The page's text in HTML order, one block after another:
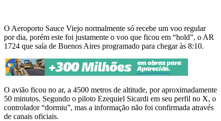
O Aeroporto Sauce Viejo normalmente só recebe um voo regular
por dia, porém este foi justamente o voo que ficou em “hold”, o AR
1724 que saía de Buenos Aires programado para chegar às 8:10.
O avião ficou no ar, a 4500 metros de altitude, por aproximadamente
50 minutos. Segundo o piloto Ezequiel Sicardi em seu perfil no X, o
controlador “dormiu”, mas a informação não foi confirmada através
de canais oficiais.